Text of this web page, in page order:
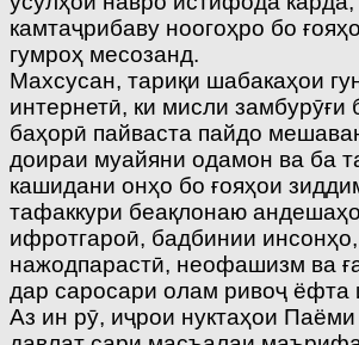
камтаҷрибаву ноогоҳро бо
гумроҳ месозанд.
Махсусан, тариқи шабакаҳои
интернетӣ, ки мисли замбурӯғи
баҳорӣ пайваста пайдо
доираи муайяни одамон ва ба
кашидани онҳо бо ғояҳои
тафаккури беақлонаю
ифротгароӣ, бадбинии инсонҳо,
нажодпарастӣ, неофашизм ва
дар саросари олам ривоҷ ёфта
Аз ин рӯ, иҷрои нуктаҳои